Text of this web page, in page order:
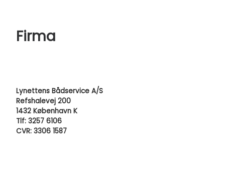
Firma
Lynettens Bådservice A/S
Refshalevej 200
1432 København K
Tlf: 3257 6106
CVR: 3306 1587